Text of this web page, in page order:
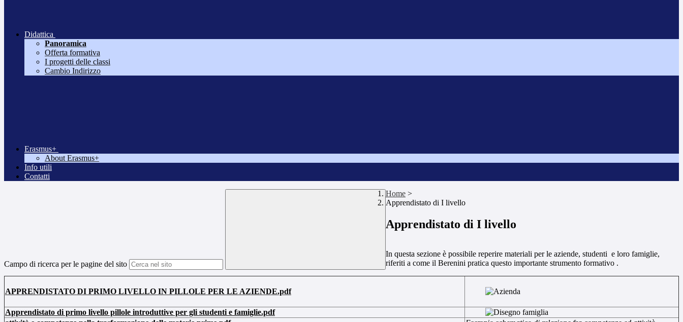
Didattica
Panoramica
Offerta formativa
I progetti delle classi
Cambio Indirizzo
Erasmus+
About Erasmus+
Info utili
Contatti
Campo di ricerca per le pagine del sito
Home >
Apprendistato di I livello
Apprendistato di I livello
In questa sezione è possibile reperire materiali per le aziende, studenti e loro famiglie,
riferiti a come il Berenini pratica questo importante strumento formativo .
APPRENDISTATO DI PRIMO LIVELLO IN PILLOLE PER LE AZIENDE.pdf
Apprendistato di primo livello pillole introduttive per gli studenti e famiglie.pdf